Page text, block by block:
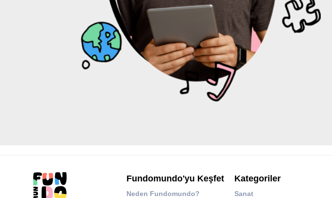
Fundomundo'yu Keşfet
Neden Fundomundo?
Kategoriler
Sanat